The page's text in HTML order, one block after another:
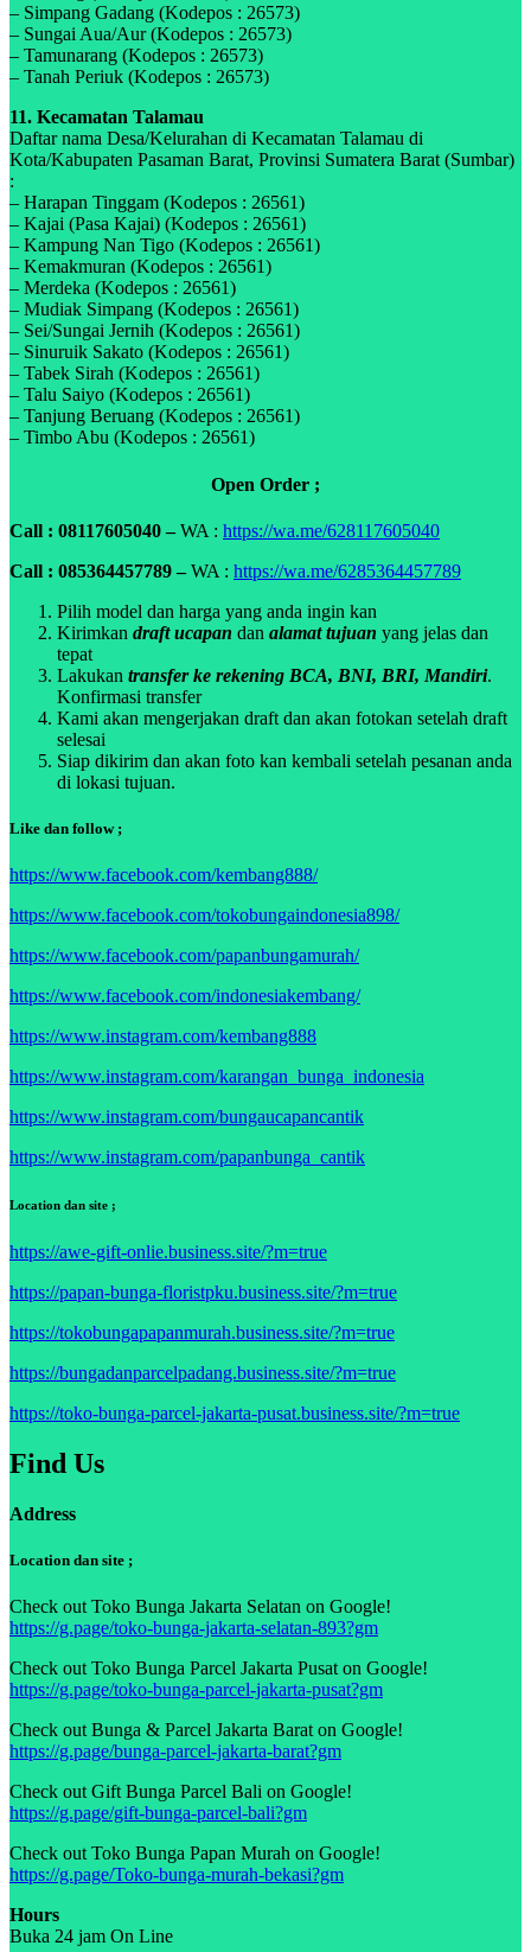
– Simpang Gadang (Kodepos : 26573)
– Sungai Aua/Aur (Kodepos : 26573)
– Tamunarang (Kodepos : 26573)
– Tanah Periuk (Kodepos : 26573)
11. Kecamatan Talamau
Daftar nama Desa/Kelurahan di Kecamatan Talamau di
Kota/Kabupaten Pasaman Barat, Provinsi Sumatera Barat (Sumbar)
:
– Harapan Tinggam (Kodepos : 26561)
– Kajai (Pasa Kajai) (Kodepos : 26561)
– Kampung Nan Tigo (Kodepos : 26561)
– Kemakmuran (Kodepos : 26561)
– Merdeka (Kodepos : 26561)
– Mudiak Simpang (Kodepos : 26561)
– Sei/Sungai Jernih (Kodepos : 26561)
– Sinuruik Sakato (Kodepos : 26561)
– Tabek Sirah (Kodepos : 26561)
– Talu Saiyo (Kodepos : 26561)
– Tanjung Beruang (Kodepos : 26561)
– Timbo Abu (Kodepos : 26561)
Open Order ;
Call : 08117605040 –WA : https://wa.me/628117605040
Call : 085364457789 –WA : https://wa.me/6285364457789
Pilih model dan harga yang anda ingin kan
Kirimkan draft ucapan dan alamat tujuan yang jelas dan
tepat
Lakukan transfer ke rekening BCA, BNI, BRI, Mandiri.
Konfirmasi transfer
Kami akan mengerjakan draft dan akan fotokan setelah draft
selesai
Siap dikirim dan akan foto kan kembali setelah pesanan anda
di lokasi tujuan.
Like dan follow ;
https://www.facebook.com/kembang888/
https://www.facebook.com/tokobungaindonesia898/
https://www.facebook.com/papanbungamurah/
https://www.facebook.com/indonesiakembang/
https://www.instagram.com/kembang888
https://www.instagram.com/karangan_bunga_indonesia
https://www.instagram.com/bungaucapancantik
https://www.instagram.com/papanbunga_cantik
Location dan site ;
https://awe-gift-onlie.business.site/?m=true
https://papan-bunga-floristpku.business.site/?m=true
https://tokobungapapanmurah.business.site/?m=true
https://bungadanparcelpadang.business.site/?m=true
https://toko-bunga-parcel-jakarta-pusat.business.site/?m=true
Find Us
Address
Location dan site ;
Check out Toko Bunga Jakarta Selatan on Google!
https://g.page/toko-bunga-jakarta-selatan-893?gm
Check out Toko Bunga Parcel Jakarta Pusat on Google!
https://g.page/toko-bunga-parcel-jakarta-pusat?gm
Check out Bunga & Parcel Jakarta Barat on Google!
https://g.page/bunga-parcel-jakarta-barat?gm
Check out Gift Bunga Parcel Bali on Google!
https://g.page/gift-bunga-parcel-bali?gm
Check out Toko Bunga Papan Murah on Google!
https://g.page/Toko-bunga-murah-bekasi?gm
Hours
Buka 24 jam On Line